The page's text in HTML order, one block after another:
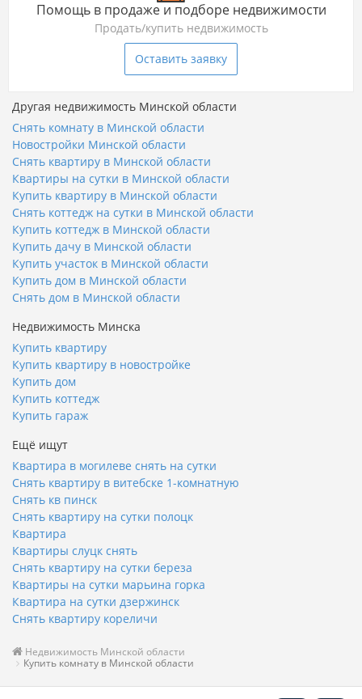
Помощь в продаже и подборе недвижимости
Продать/купить недвижимость
Оставить заявку
Другая недвижимость Минской области
Снять комнату в Минской области
Новостройки Минской области
Снять квартиру в Минской области
Квартиры на сутки в Минской области
Купить квартиру в Минской области
Снять коттедж на сутки в Минской области
Купить коттедж в Минской области
Купить дачу в Минской области
Купить участок в Минской области
Купить дом в Минской области
Снять дом в Минской области
Недвижимость Минска
Купить квартиру
Купить квартиру в новостройке
Купить дом
Купить коттедж
Купить гараж
Ещё ищут
Квартира в могилеве снять на сутки
Снять квартиру в витебске 1-комнатную
Снять кв пинск
Снять квартиру на сутки полоцк
Квартира
Квартиры слуцк снять
Снять квартиру на сутки береза
Квартиры на сутки марьина горка
Квартира на сутки дзержинск
Снять квартиру кореличи
Недвижимость Минской области
Купить комнату в Минской области